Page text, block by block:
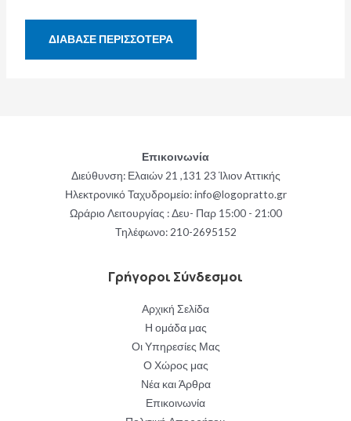
ΔΙΆΒΑΣΕ ΠΕΡΙΣΣΌΤΕΡΑ
Επικοινωνία
Διεύθυνση: Ελαιών 21 ,131 23 Ίλιον Αττικής
Ηλεκτρονικό Ταχυδρομείο: info@logopratto.gr
Ωράριο Λειτουργίας : Δευ- Παρ 15:00 - 21:00
Τηλέφωνο: 210-2695152
Γρήγοροι Σύνδεσμοι
Αρχική Σελίδα
Η ομάδα μας
Οι Υπηρεσίες Μας
Ο Χώρος μας
Νέα και Άρθρα
Επικοινωνία